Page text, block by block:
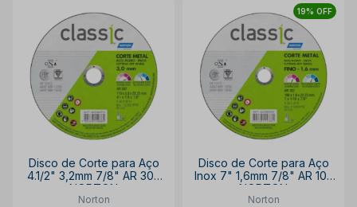
Disco de Corte para Aço
4.1/2" 3,2mm 7/8" AR 302
NORTON
Norton
19% OFF
Disco de Corte para Aço
Inox 7" 1,6mm 7/8" AR 102
NORTON
Norton